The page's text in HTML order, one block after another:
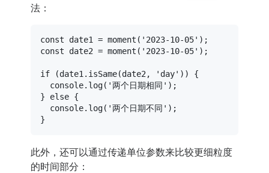
法：
const date1 = moment ( '2023-10-05'
const date2 = moment ( '2023-10-05' );
if (date1. isSame(date2, 'day' )) {
console. log( '两个日期相同' );
} else {
console. log( '两个日期不同' );
此外，还可以通过传递单位参数来比较更细粒度
的时间部分：